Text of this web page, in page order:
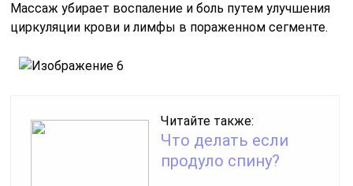
Массаж убирает воспаление и боль путем улучшения
циркуляции крови и лимфы в пораженном сегменте.
Читайте также:
Что делать если
продуло спину?